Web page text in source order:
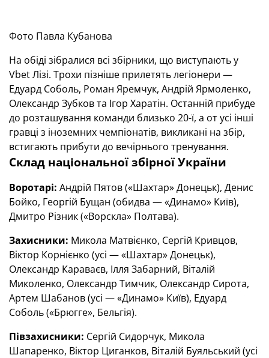
Фото Павла Кубанова
На обіді зібралися всі збірники, що виступають у
Vbet Лізі. Трохи пізніше прилетять легіонери —
Едуард Соболь, Роман Яремчук, Андрій Ярмоленко,
Олександр Зубков та Ігор Харатін. Останній прибуде
до розташування команди близько 20-ї, а от усі інші
гравці з іноземних чемпіонатів, викликані на збір,
встигають прибути до вечірнього тренування.
Склад національної збірної України
Воротарі: Андрій Пятов («Шахтар» Донецьк), Денис
Бойко, Георгій Бущан (обидва — «Динамо» Київ),
Дмитро Різник («Ворскла» Полтава).
Захисники: Микола Матвієнко, Сергій Кривцов,
Віктор Корнієнко (усі — «Шахтар» Донецьк),
Олександр Караваєв, Ілля Забарний, Віталій
Миколенко, Олександр Тимчик, Олександр Сирота,
Артем Шабанов (усі — «Динамо» Київ), Едуард
Соболь («Брюгге», Бельгія).
Півзахисники: Сергій Сидорчук, Микола
Шапаренко, Віктор Циганков, Віталій Буяльський (усі